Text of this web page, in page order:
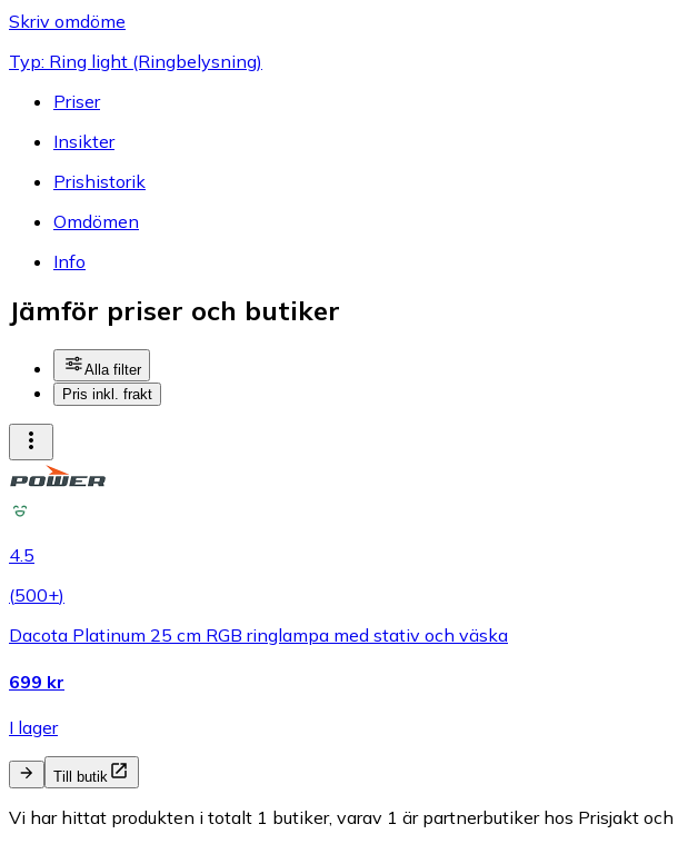
Skriv omdöme
Typ: Ring light (Ringbelysning)
Priser
Insikter
Prishistorik
Omdömen
Info
Jämför priser och butiker
Alla filter
Pris inkl. frakt
4.5
(500+)
Dacota Platinum 25 cm RGB ringlampa med stativ och väska
699 kr
I lager
Till butik
Vi har hittat produkten i totalt 1 butiker, varav 1 är partnerbutiker hos Prisjakt